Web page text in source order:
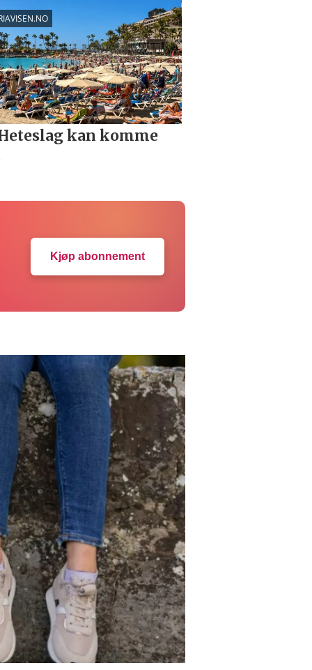
Kjøp abonnement